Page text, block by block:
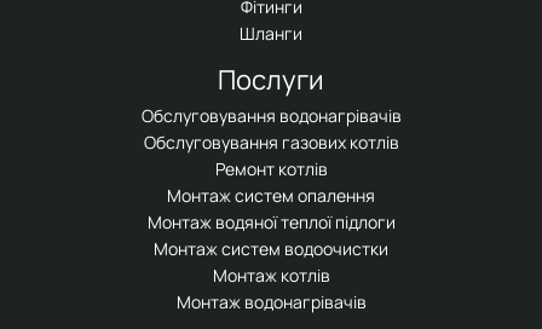
Фітинги
Шланги
Послуги
Обслуговування водонагрівачів
Обслуговування газових котлів
Ремонт котлів
Монтаж систем опалення
Монтаж водяної теплої підлоги
Монтаж систем водоочистки
Монтаж котлів
Монтаж водонагрівачів